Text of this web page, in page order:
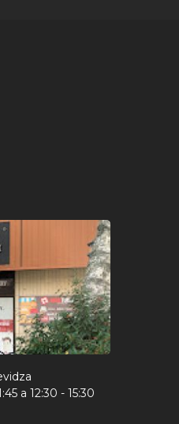
a 12:30 - 15:30